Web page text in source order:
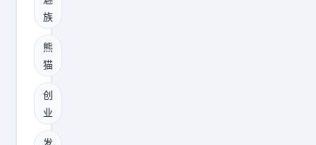
力
。
持
续
学
习
想
体
等
它
能
撑
起
生
的
第
一
场
发
布
会
族
熊
猫
创
业
发